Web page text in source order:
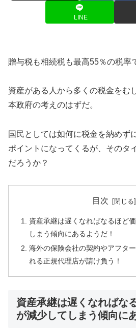
LINE
贈与税も相続税も最高55％の税率
資産がある人から多くの税金をむ
本政府の考えのはずだ。
国民としては如何に税金を納めず
ポイントになってくるが、そのタ
だろうか？
目次
資産承継は遅くなればなるほど
しまう傾向にあるようだ！
海外の保険会社の契約やアフタ
れる正規代理店が請け負う！
資産承継は遅くなればな
が減少してしまう傾向に